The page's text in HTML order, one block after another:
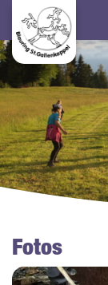
Fotos